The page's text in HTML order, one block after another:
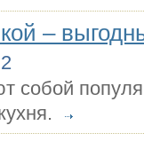
–
2
собой